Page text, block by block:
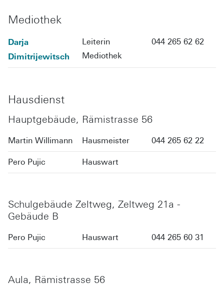
Mediothek
Darja
Dimitrijewitsch
Leiterin
Mediothek
044 265 62 62
Hausdienst
Hauptgebäude, Rämistrasse 56
Martin Willimann Hausmeister 044 265 62 22
Pero Pujic Hauswart
Schulgebäude Zeltweg, Zeltweg 21a -
Gebäude B
Pero Pujic Hauswart 044 265 60 31
Aula, Rämistrasse 56